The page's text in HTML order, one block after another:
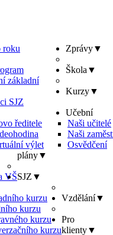
roku
základní
SJZ
Zprávy▼
Škola ▼
ředitele
výlet
Naši učitelé
Naši
Osvědčení
Kurzy▼
VŠ
Učební
plány▼
kurzu
kurzu
kurzu
kurzu
SJZ ▼
Vzdělání▼
Pro
klienty▼